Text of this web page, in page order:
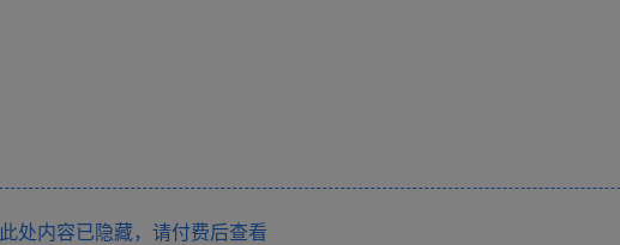
此处内容已隐藏，请付费后查看